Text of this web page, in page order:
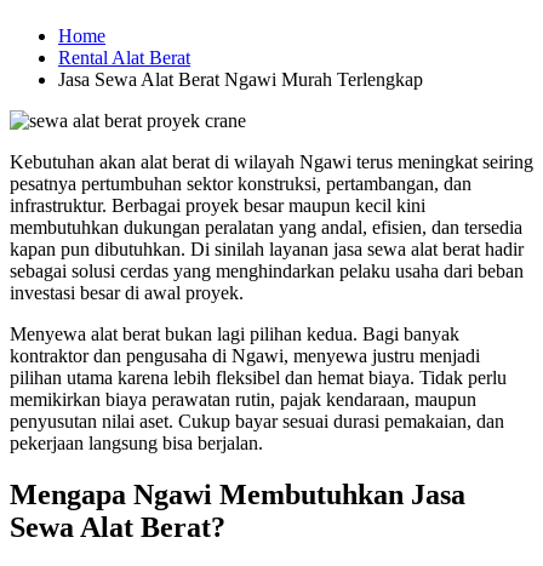
Home
Rental Alat Berat
Jasa Sewa Alat Berat Ngawi Murah Terlengkap
Kebutuhan akan alat berat di wilayah Ngawi terus meningkat seiring
pesatnya pertumbuhan sektor konstruksi, pertambangan, dan
infrastruktur. Berbagai proyek besar maupun kecil kini
membutuhkan dukungan peralatan yang andal, efisien, dan tersedia
kapan pun dibutuhkan. Di sinilah layanan jasa sewa alat berat hadir
sebagai solusi cerdas yang menghindarkan pelaku usaha dari beban
investasi besar di awal proyek.
Menyewa alat berat bukan lagi pilihan kedua. Bagi banyak
kontraktor dan pengusaha di Ngawi, menyewa justru menjadi
pilihan utama karena lebih fleksibel dan hemat biaya. Tidak perlu
memikirkan biaya perawatan rutin, pajak kendaraan, maupun
penyusutan nilai aset. Cukup bayar sesuai durasi pemakaian, dan
pekerjaan langsung bisa berjalan.
Mengapa Ngawi Membutuhkan Jasa
Sewa Alat Berat?